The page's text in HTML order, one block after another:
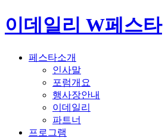
이데일리 W페스타
페스타소개
인사말
포럼개요
행사장안내
이데일리
파트너
프로그램